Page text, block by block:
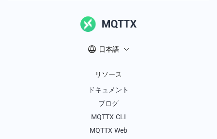
日本語
リソース
ドキュメント
ブログ
MQTTX CLI
MQTTX Web